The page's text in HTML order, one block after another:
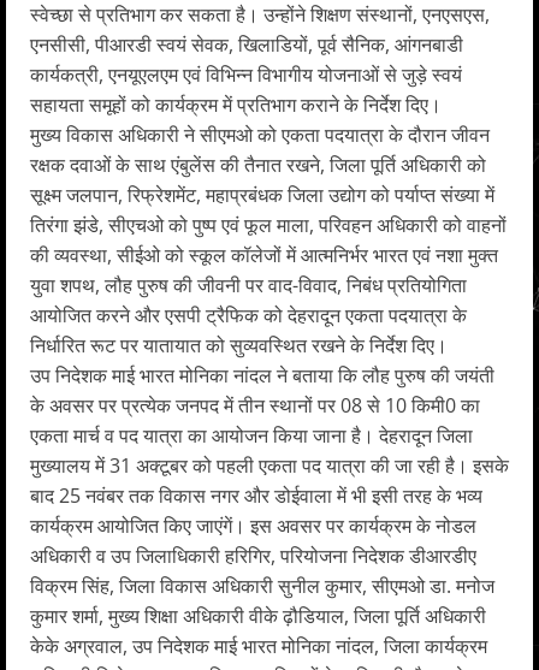
स्वेच्छा से प्रतिभाग कर सकता है। उन्होंने शिक्षण संस्थानों, एनएसएस,
एनसीसी, पीआरडी स्वयं सेवक, खिलाडियों, पूर्व सैनिक, आंगनबाडी
कार्यकत्री, एनयूएलएम एवं विभिन्न विभागीय योजनाओं से जुड़े स्वयं
सहायता समूहों को कार्यक्रम में प्रतिभाग कराने के निर्देश दिए।
मुख्य विकास अधिकारी ने सीएमओ को एकता पदयात्रा के दौरान जीवन
रक्षक दवाओं के साथ एंबुलेंस की तैनात रखने, जिला पूर्ति अधिकारी को
सूक्ष्म जलपान, रिफ्रेशमेंट, महाप्रबंधक जिला उद्योग को पर्याप्त संख्या में
तिरंगा झंडे, सीएचओ को पुष्प एवं फूल माला, परिवहन अधिकारी को वाहनों
की व्यवस्था, सीईओ को स्कूल कॉलेजों में आत्मनिर्भर भारत एवं नशा मुक्त
युवा शपथ, लौह पुरुष की जीवनी पर वाद-विवाद, निबंध प्रतियोगिता
आयोजित करने और एसपी ट्रैफिक को देहरादून एकता पदयात्रा के
निर्धारित रूट पर यातायात को सुव्यवस्थित रखने के निर्देश दिए।
उप निदेशक माई भारत मोनिका नांदल ने बताया कि लौह पुरुष की जयंती
के अवसर पर प्रत्येक जनपद में तीन स्थानों पर 08 से 10 किमी0 का
एकता मार्च व पद यात्रा का आयोजन किया जाना है। देहरादून जिला
मुख्यालय में 31 अक्टूबर को पहली एकता पद यात्रा की जा रही है। इसके
बाद 25 नवंबर तक विकास नगर और डोईवाला में भी इसी तरह के भव्य
कार्यक्रम आयोजित किए जाएंगें। इस अवसर पर कार्यक्रम के नोडल
अधिकारी व उप जिलाधिकारी हरिगिर, परियोजना निदेशक डीआरडीए
विक्रम सिंह, जिला विकास अधिकारी सुनील कुमार, सीएमओ डा. मनोज
कुमार शर्मा, मुख्य शिक्षा अधिकारी वीके ढ़ौडियाल, जिला पूर्ति अधिकारी
केके अग्रवाल, उप निदेशक माई भारत मोनिका नांदल, जिला कार्यक्रम